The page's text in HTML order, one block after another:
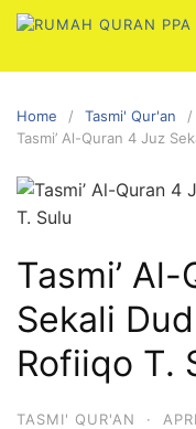
Skip
content
Home
Tasmi' Qur'an
Tasmi’ Al-Quran 4 Juz
Tasmi’
Sekali
Rofiiqo T.
TASMI' QUR'AN ·